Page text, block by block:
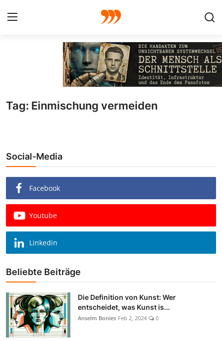
Galerie
Redaktion
Beiträge
Vorproduktion
Tag: Einmischung vermeiden
Social-Media
Facebook
Youtube
Linkedin
Beliebte Beiträge
Die Definition von Kunst: Wer
entscheidet, was Kunst is...
Anselm Bonies Feb 2, 2024 0